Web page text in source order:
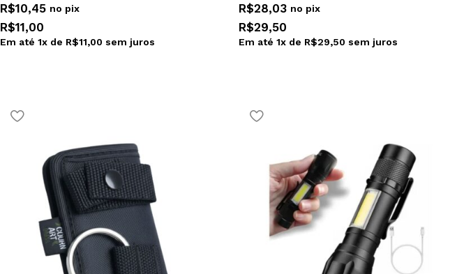
R$10,45 no pix
R$11,00
Em até 1x de R$11,00 sem juros
R$28,03 no pix
R$29,50
Em até1x de R$29,50 sem juros